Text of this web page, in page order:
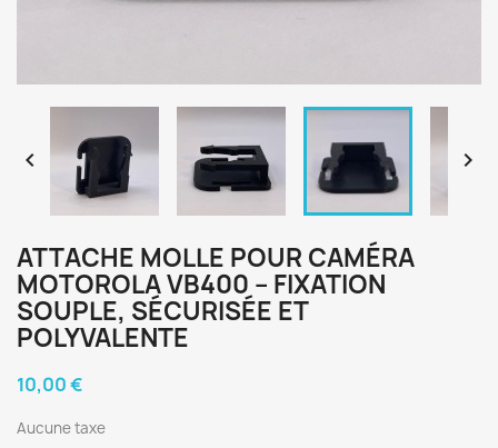
 
ATTACHE MOLLE POUR CAMÉRA
MOTOROLA VB400 – FIXATION
SOUPLE, SÉCURISÉE ET
POLYVALENTE
10,00 €
Aucune taxe